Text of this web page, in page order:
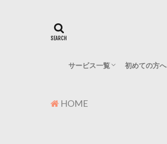
サービス一覧 初めての方へ
HOME